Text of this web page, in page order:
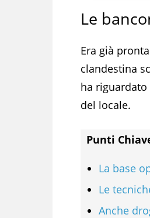
Le
Era già
clandestina
ha
del locale.
Punti
La base
Le
Anche